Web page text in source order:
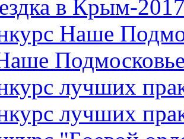
в Крым-
Наше
лучших
лучших